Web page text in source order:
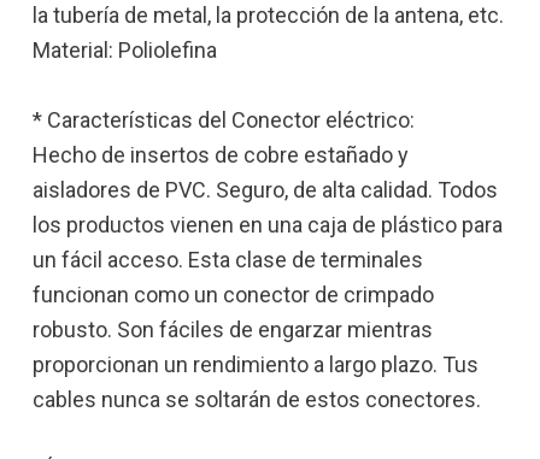
la tubería de metal, la protección de la antena, etc.
Material: Poliolefina
* Características del Conector eléctrico:
Hecho de insertos de cobre estañado y
aisladores de PVC. Seguro, de alta calidad. Todos
los productos vienen en una caja de plástico para
un fácil acceso. Esta clase de terminales
funcionan como un conector de crimpado
robusto. Son fáciles de engarzar mientras
proporcionan un rendimiento a largo plazo. Tus
cables nunca se soltarán de estos conectores.